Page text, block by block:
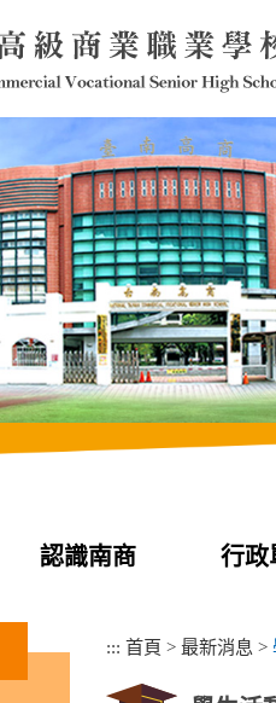
認識南商 行政
::: 首頁 > 最新消息 >